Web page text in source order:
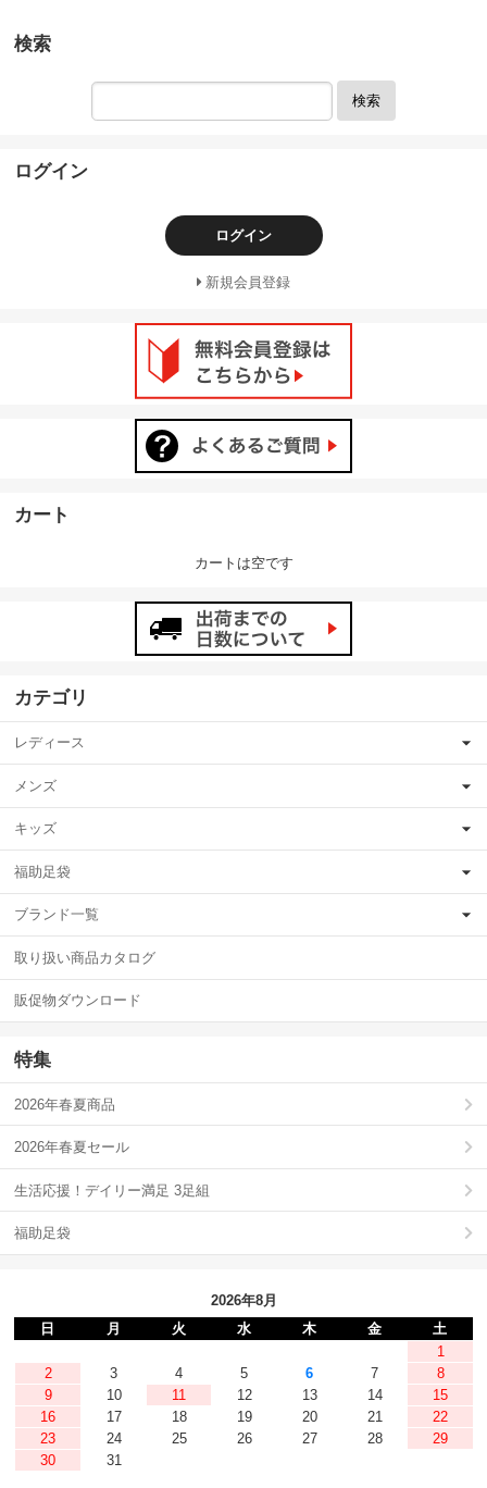
検索
検索
ログイン
ログイン
新規会員登録
カート
カートは空です
カテゴリ
レディース
メンズ
キッズ
福助足袋
ブランド一覧
取り扱い商品カタログ
販促物ダウンロード
特集
2026年春夏商品
2026年春夏セール
生活応援！デイリー満足 3足組
福助足袋
2026年8月
日
月 火 水 木 金
土
1
2
3 4 5 6 7
8
9
10 11 12 13 14
15
16
17 18 19 20 21
22
23
24 25 26 27 28
29
30
31